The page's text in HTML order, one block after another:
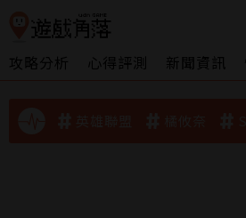
攻略分析 心得評測 新聞資訊